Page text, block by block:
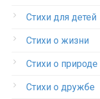
Стихи для детей
Стихи о жизни
Стихи о природе
Стихи о дружбе